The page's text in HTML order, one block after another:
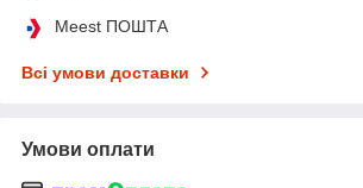
Meest ПОШТА
Всі умови доставки
Умови оплати